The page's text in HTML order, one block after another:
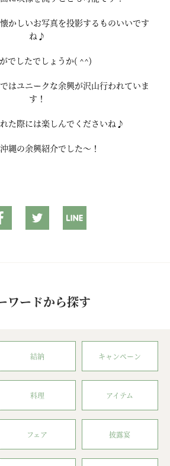
かしいお写真を投影するものいいです
ね♪
でしたでしょうか( ^^)
はユニークな余興が沢山行われていま
す！
た際には楽しんでくださいね♪
縄の余興紹介でした～！
ワードから探す
結納 キャンペーン
料理 アイテム
フェア 披露宴